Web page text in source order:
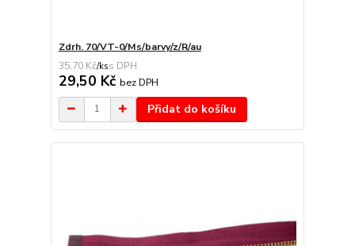
Zdrh. 70/VT-0/Ms/barvy/z/R/au
35,70 Kč/ks
29,50 Kč bez DPH
Přidat do košíku